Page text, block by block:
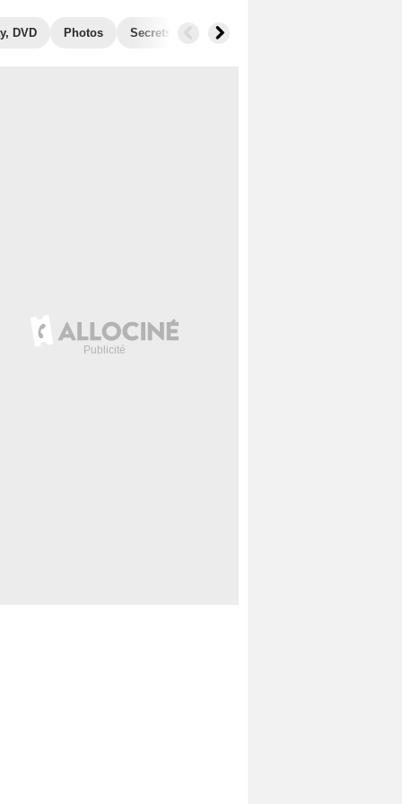
DVD Photos Secrets de tournage